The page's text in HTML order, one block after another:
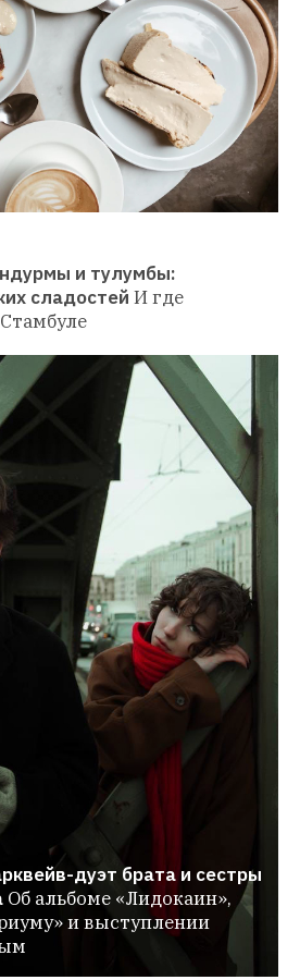
и тулумбы:
сладостей И где
дуэт брата и сестры
Об альбоме «Лидокаин»,
и выступлении